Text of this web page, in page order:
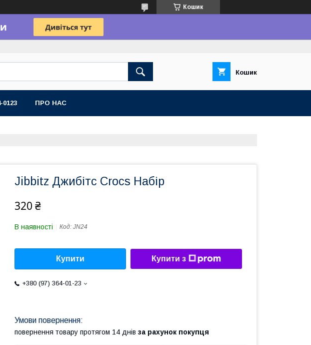
Кошик
Кошик
0123 ПРО НАС
Jibbitz Джибітс Crocs Набір
320 ₴
В наявності Код: JN24
Купити Купити з
+380 (97) 364-01-23
повернення товару протягом 14 днів за рахунок покупця